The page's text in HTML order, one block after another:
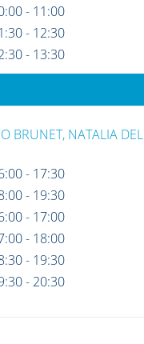
- 11:00
- 12:30
- 13:30
BRUNET, NATALIA DEL
- 17:30
- 19:30
- 17:00
- 18:00
- 19:30
- 20:30